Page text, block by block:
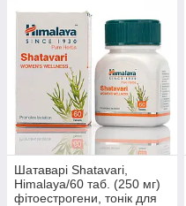
Шатаварі Shatavari,
Himalaya/60 таб. (250 мг)
фітоестрогени, тонік для